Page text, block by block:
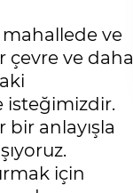
mahallede ve
çevre ve daha
isteğimizdir.
anlayışla
için